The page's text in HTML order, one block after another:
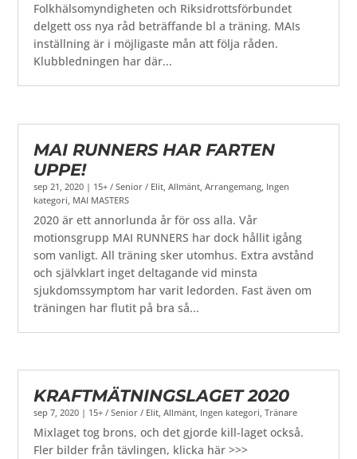
Folkhälsomyndigheten och Riksidrottsförbundet
delgett oss nya råd beträffande bl a träning. MAIs
inställning är i möjligaste mån att följa råden.
Klubbledningen har där...
MAI RUNNERS HAR FARTEN
UPPE!
sep 21, 2020 | 15+ / Senior / Elit ,Allmänt ,Arrangemang Ingen
kategori MAI MASTERS
2020 är ett annorlunda år för oss alla. Vår
motionsgrupp MAI RUNNERS har dock hållit igång
som vanligt. All träning sker utomhus. Extra avstånd
och självklart inget deltagande vid minsta
sjukdomssymptom har varit ledorden. Fast även om
träningen har flutit på bra så...
KRAFTMÄTNINGSLAGET 2020
sep 7, 2020 | 15+ / Senior / Elit,Allmänt, Ingen kategori,Tränare
Mixlaget tog brons, och det gjorde kill-laget också.
Fler bilder från tävlingen, klicka här >>>